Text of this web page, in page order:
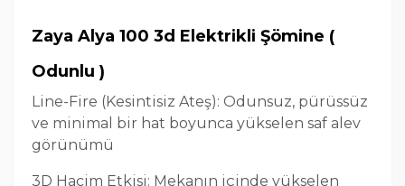
Zaya Alya 100 3d Elektrikli Şömine (
Odunlu )
Line-Fire (Kesintisiz Ateş): Odunsuz, pürüssüz
ve minimal bir hat boyunca yükselen saf alev
görünümü
3D Hacim Etkisi: Mekanın içinde yükselen